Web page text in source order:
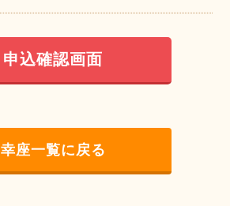
幸座一覧に戻る